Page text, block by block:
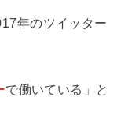
年のツイッター
で働いている」と